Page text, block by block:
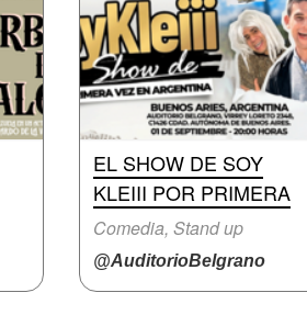
EL SHOW DE SOY
KLEIII POR PRIMERA
Comedia, Stand up
@AuditorioBelgrano